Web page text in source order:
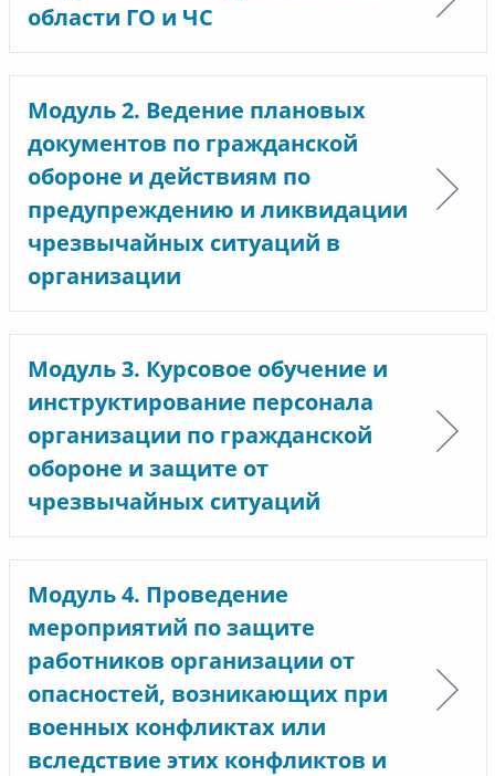
области ГО и ЧС
Модуль 2. Ведение плановых
документов по гражданской
обороне и действиям по
предупреждению и ликвидации
чрезвычайных ситуаций в
организации
Модуль 3. Курсовое обучение и
инструктирование персонала
организации по гражданской
обороне и защите от
чрезвычайных ситуаций
Модуль 4. Проведение
мероприятий по защите
работников организации от
опасностей, возникающих при
военных конфликтах или
вследствие этих конфликтов и